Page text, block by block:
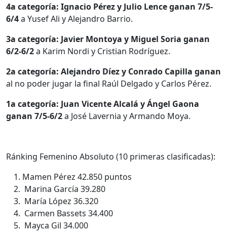
4a categoría: Ignacio Pérez y Julio Lence ganan 7/5-
6/4a Yusef Ali y Alejandro Barrio.
3a categoría: Javier Montoya y Miguel Soria ganan
6/2-6/2a Karim Nordi y Cristian Rodríguez.
2a categoría: Alejandro Díez y Conrado Capilla ganan
al no poder jugar la final Raúl Delgado y Carlos Pérez.
1a categoría: Juan Vicente Alcalá y Ángel Gaona
ganan 7/5-6/2a José Lavernia y Armando Moya.
Ránking Femenino Absoluto (10 primeras clasificadas):
Mamen Pérez 42.850 puntos
Marina García 39.280
María López 36.320
Carmen Bassets 34.400
Mayca Gil 34.000